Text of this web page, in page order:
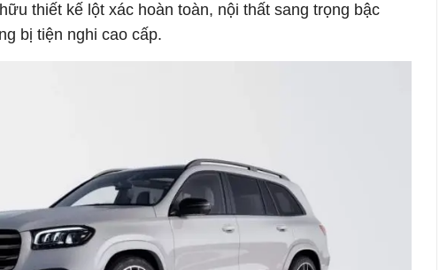
thiết kế lột xác hoàn toàn, nội thất sang trọng bậc
bị tiện nghi cao cấp.